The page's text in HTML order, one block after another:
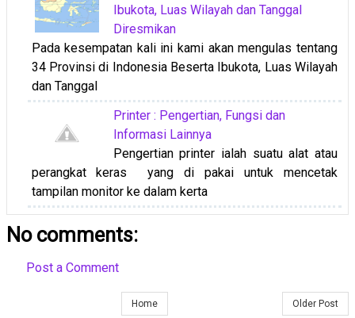
Ibukota, Luas Wilayah dan Tanggal
Diresmikan
Pada kesempatan kali ini kami akan mengulas tentang
34 Provinsi di Indonesia Beserta Ibukota, Luas Wilayah
dan Tanggal
Printer : Pengertian, Fungsi dan
Informasi Lainnya
Pengertian printer ialah suatu alat atau
perangkat keras yang di pakai untuk mencetak
tampilan monitor ke dalam kerta
No comments:
Post a Comment
Older Post
Home